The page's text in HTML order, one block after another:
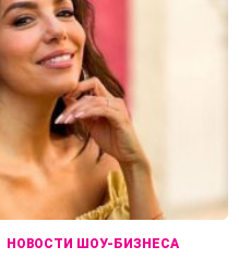
НОВОСТИ ШОУ-БИЗНЕСА